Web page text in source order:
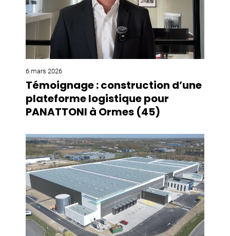
6 mars 2026
Témoignage : construction d’une
plateforme logistique pour
PANATTONI à Ormes (45)